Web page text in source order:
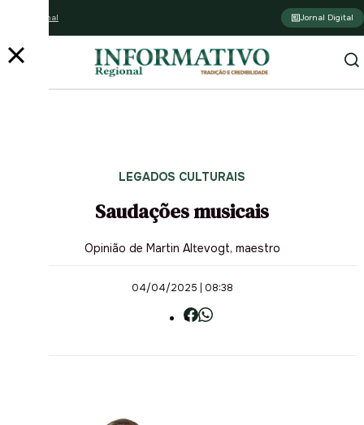
Assine o jornal Jornal Digital
LEGADOS CULTURAIS
Saudações musicais
Opinião de Martin Altevogt, maestro
04/04/2025 | 08:38